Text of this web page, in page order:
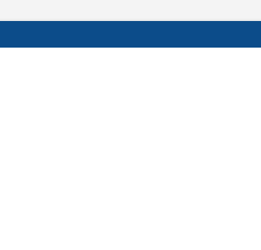
samorozwój z duszą i